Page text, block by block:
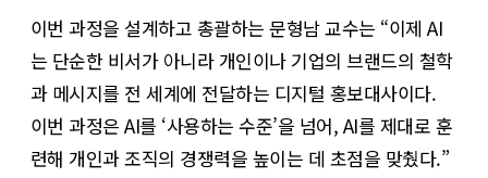
이번 과정을 설계하고 총괄하는 문형남 교수는 “이제 AI
는 단순한 비서가 아니라 개인이나 기업의 브랜드의 철학
과 메시지를 전 세계에 전달하는 디지털 홍보대사이다.
이번 과정은 AI를 ‘사용하는 수준’을 넘어, AI를 제대로 훈
련해 개인과 조직의 경쟁력을 높이는 데 초점을 맞췄다.”